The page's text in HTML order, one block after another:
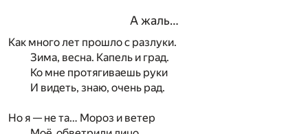
А жаль…
Как много лет прошло с разлуки.
Зима, весна. Капель и град.
Ко мне протягиваешь руки
И видеть, знаю, очень рад.
Но я — не та… Мороз и ветер